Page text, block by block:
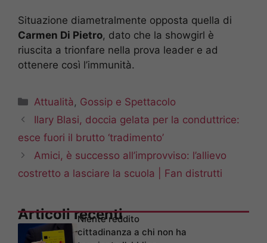
Situazione diametralmente opposta quella di
Carmen Di Pietro, dato che la showgirl è
riuscita a trionfare nella prova leader e ad
ottenere così l’immunità.
Categorie
Attualità , Gossip e Spettacolo
Ilary Blasi, doccia gelata per la conduttrice:
esce fuori il brutto ‘tradimento’
Amici, è successo all’improvviso: l’allievo
costretto a lasciare la scuola | Fan distrutti
Articoli recenti
Niente reddito
cittadinanza a chi non ha